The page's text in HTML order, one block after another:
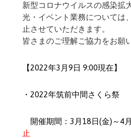
新型コロナウイルスの感染拡
光・イベント業務については
止 させていただきます。
皆さまのご理解ご協力をお願
【2022年3月9日 9:00現在】
・2022年筑前中間さくら祭
開催期間：3月18日(金)～4
止